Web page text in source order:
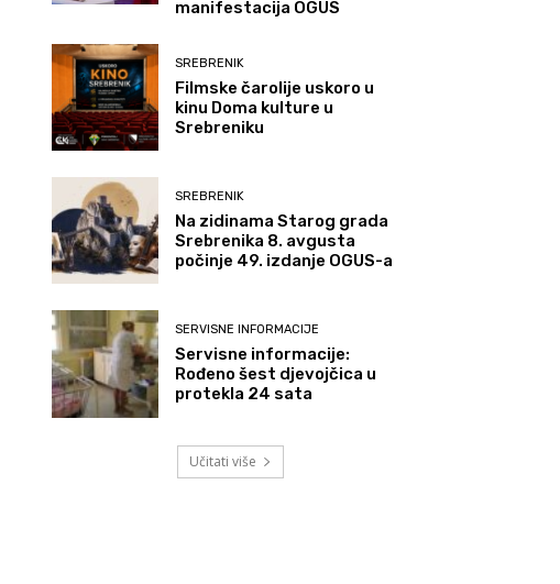
manifestacija OGUS
SREBRENIK
Filmske čarolije uskoro u
kinu Doma kulture u
Srebreniku
SREBRENIK
Na zidinama Starog grada
Srebrenika 8. avgusta
počinje 49. izdanje OGUS-a
SERVISNE INFORMACIJE
Servisne informacije:
Rođeno šest djevojčica u
protekla 24 sata
Učitati više